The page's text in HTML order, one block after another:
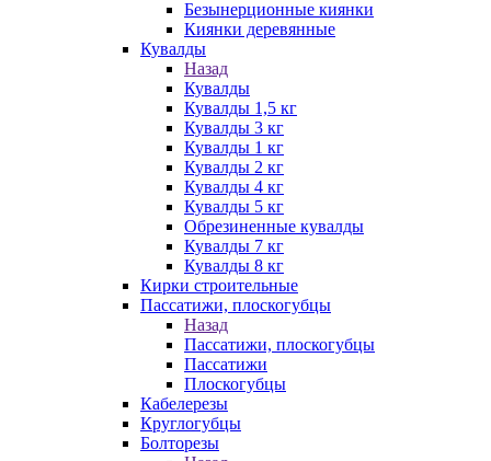
Безынерционные киянки
Киянки деревянные
Кувалды
Назад
Кувалды
Кувалды 1,5 кг
Кувалды 3 кг
Кувалды 1 кг
Кувалды 2 кг
Кувалды 4 кг
Кувалды 5 кг
Обрезиненные кувалды
Кувалды 7 кг
Кувалды 8 кг
Кирки строительные
Пассатижи, плоскогубцы
Назад
Пассатижи, плоскогубцы
Пассатижи
Плоскогубцы
Кабелерезы
Круглогубцы
Болторезы